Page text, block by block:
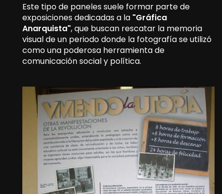
Este tipo de paneles suele formar parte de
exposiciones dedicadas a la "Gráfica
Anarquista", que buscan rescatar la memoria
visual de un periodo donde la fotografía se utilizó
como una poderosa herramienta de
comunicación social y política.